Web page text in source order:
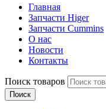
Главная
Запчасти Higer
Запчасти Cummins
О нас
Новости
Контакты
Поиск товаров
Поиск